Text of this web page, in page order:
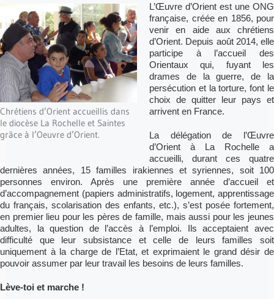
Chrétiens d’Orient accueillis dans
le diocèse La Rochelle et Saintes
grâce à l’Oeuvre d’Orient.
L’Œuvre d’Orient est une ONG
française, créée en 1856, pour
venir en aide aux chrétiens
d’Orient. Depuis août 2014, elle
participe à l’accueil des
Orientaux qui, fuyant les
drames de la guerre, de la
persécution et la torture, font le
choix de quitter leur pays et
arrivent en France.
La délégation de l’Œuvre
d’Orient à La Rochelle a
accueilli, durant ces quatre
dernières années, 15 familles irakiennes et syriennes, soit 100
personnes environ. Après une première année d’accueil et
d’accompagnement (papiers administratifs, logement, apprentissage
du français, scolarisation des enfants, etc.), s’est posée fortement,
en premier lieu pour les pères de famille, mais aussi pour les jeunes
adultes, la question de l’accès à l’emploi. Ils acceptaient avec
difficulté que leur subsistance et celle de leurs familles soit
uniquement à la charge de l’Etat, et exprimaient le grand désir de
pouvoir assumer par leur travail les besoins de leurs familles.
Lève-toi et marche !